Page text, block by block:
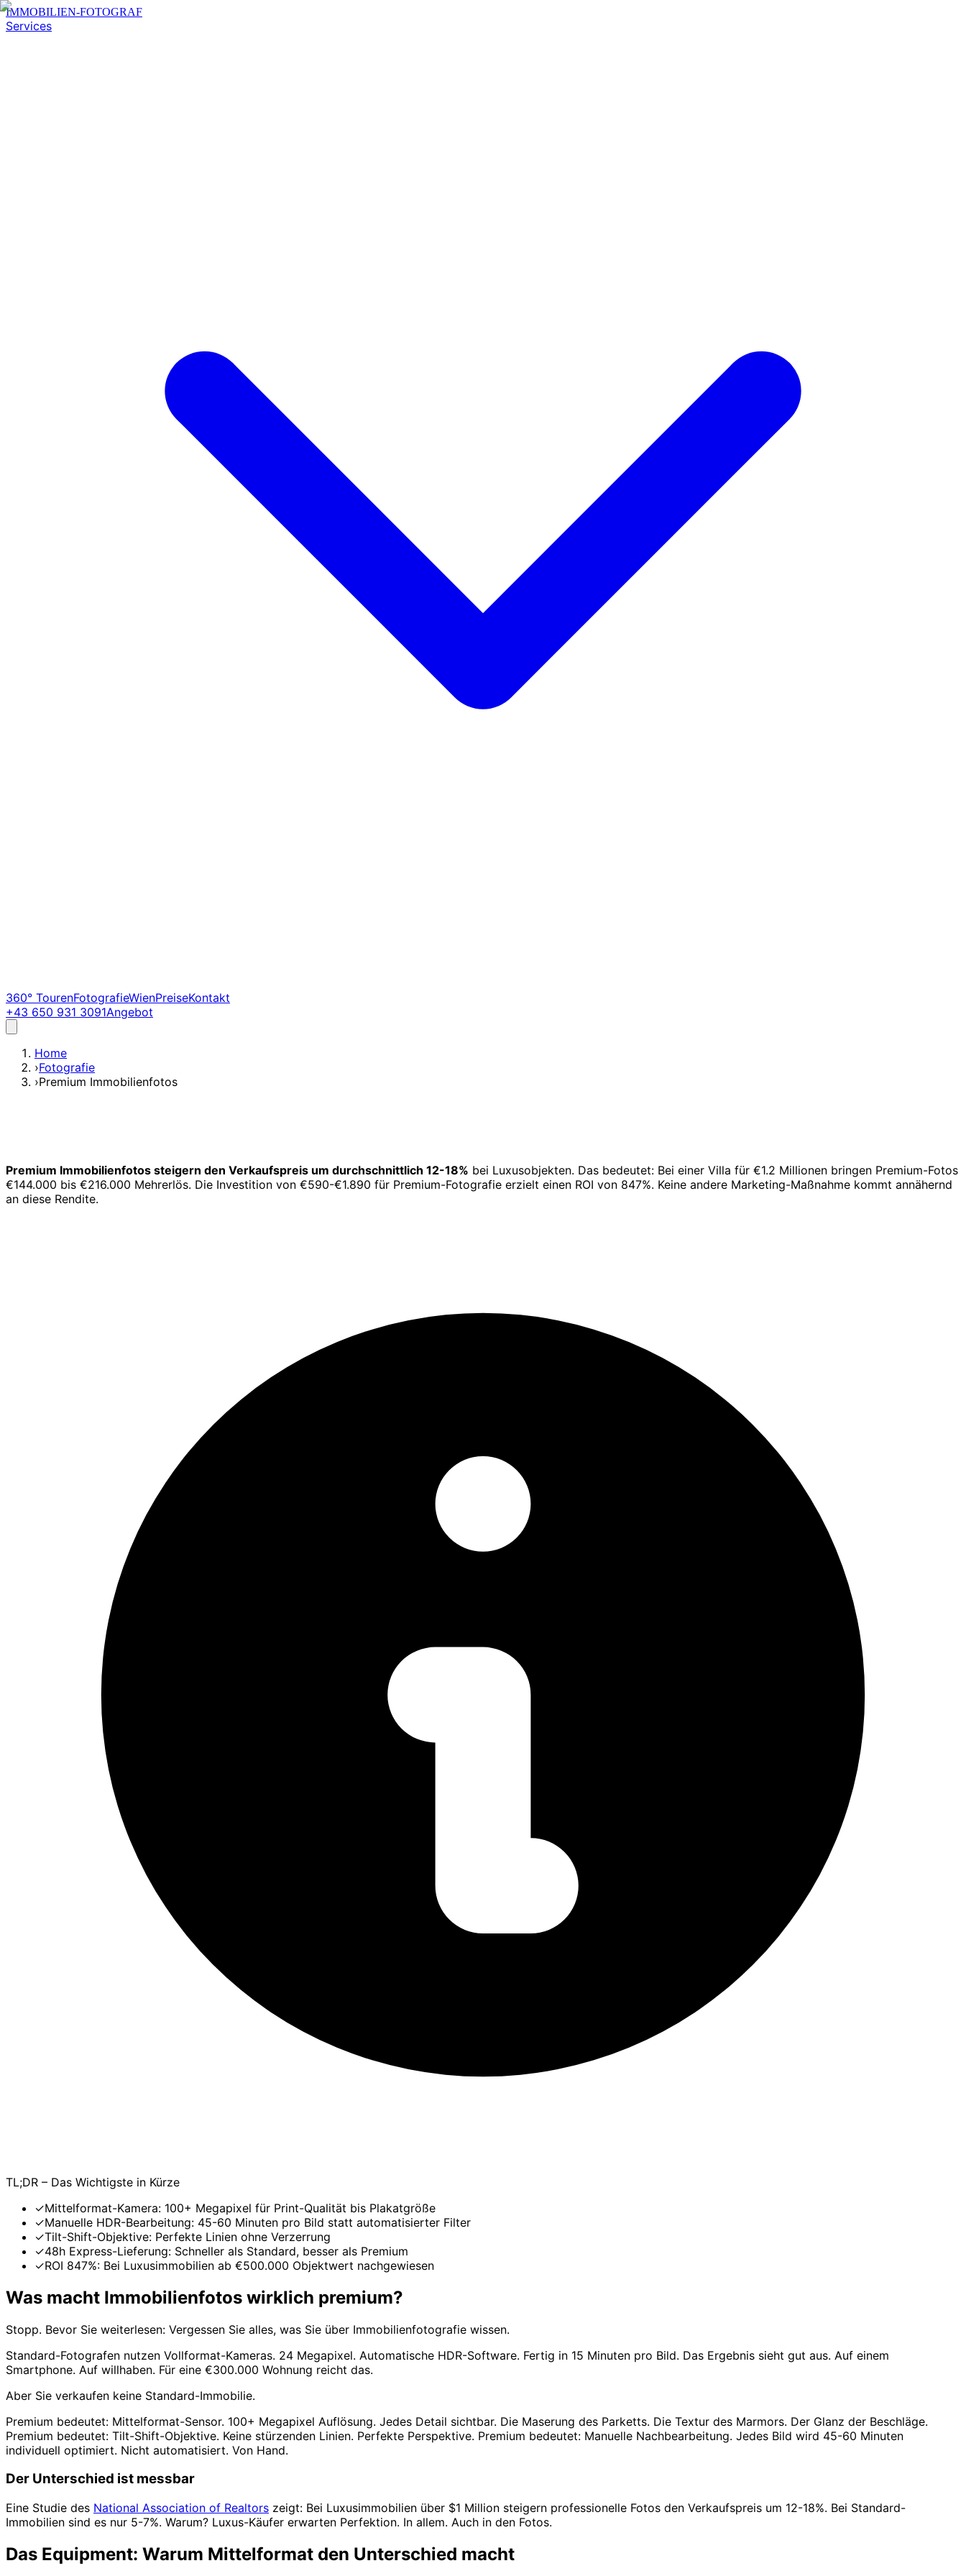
IMMOBILIEN-FOTOGRAF
Services
360° TourenFotografieWienPreiseKontakt
+43 650 931 3091Angebot
Home
›Fotografie
›Premium Immobilienfotos
Premium Immobilienfotos steigern den Verkaufspreis um durchschnittlich 12-18% bei Luxusobjekten. Das bedeutet: Bei einer Villa für €1.2 Millionen bringen Premium-Fotos
€144.000 bis €216.000 Mehrerlös. Die Investition von €590-€1.890 für Premium-Fotografie erzielt einen ROI von 847%. Keine andere Marketing-Maßnahme kommt annähernd
an diese Rendite.
TL;DR – Das Wichtigste in Kürze
✓Mittelformat-Kamera: 100+ Megapixel für Print-Qualität bis Plakatgröße
✓Manuelle HDR-Bearbeitung: 45-60 Minuten pro Bild statt automatisierter Filter
✓Tilt-Shift-Objektive: Perfekte Linien ohne Verzerrung
✓48h Express-Lieferung: Schneller als Standard, besser als Premium
✓ROI 847%: Bei Luxusimmobilien ab €500.000 Objektwert nachgewiesen
Was macht Immobilienfotos wirklich premium?
Stopp. Bevor Sie weiterlesen: Vergessen Sie alles, was Sie über Immobilienfotografie wissen.
Standard-Fotografen nutzen Vollformat-Kameras. 24 Megapixel. Automatische HDR-Software. Fertig in 15 Minuten pro Bild. Das Ergebnis sieht gut aus. Auf einem
Smartphone. Auf willhaben. Für eine €300.000 Wohnung reicht das.
Aber Sie verkaufen keine Standard-Immobilie.
Premium bedeutet: Mittelformat-Sensor. 100+ Megapixel Auflösung. Jedes Detail sichtbar. Die Maserung des Parketts. Die Textur des Marmors. Der Glanz der Beschläge.
Premium bedeutet: Tilt-Shift-Objektive. Keine stürzenden Linien. Perfekte Perspektive. Premium bedeutet: Manuelle Nachbearbeitung. Jedes Bild wird 45-60 Minuten
individuell optimiert. Nicht automatisiert. Von Hand.
Der Unterschied ist messbar
Eine Studie des National Association of Realtors zeigt: Bei Luxusimmobilien über $1 Million steigern professionelle Fotos den Verkaufspreis um 12-18%. Bei Standard-
Immobilien sind es nur 5-7%. Warum? Luxus-Käufer erwarten Perfektion. In allem. Auch in den Fotos.
Das Equipment: Warum Mittelformat den Unterschied macht